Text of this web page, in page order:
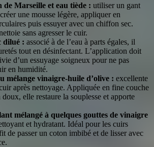
de Marseille et eau tiède : utiliser un gant
une mousse légère, appliquer en
puis essuyer avec un chiffon sec.
sans agresser le cuir.
dilué : associé à de l’eau à parts égales, il
tout en désinfectant. L’application doit
d’un essuyage soigneux pour ne pas
en humidité.
mélange vinaigre-huile d’olive : excellente
après nettoyage. Appliquée en fine couche
elle restaure la souplesse et apporte
mélangé à quelques gouttes de vinaigre
et hydratant. Idéal pour les cuirs
de passer un coton imbibé et de lisser avec